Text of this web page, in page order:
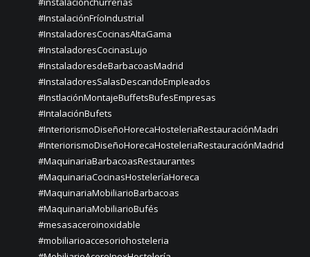
#InstalaciónFríoIndustrial
#InstaladoresCocinasAltaGama
#InstaladoresCocinasLujo
#InstaladoresdeBarbacoasMadrid
#InstaladoresSalasDescandoEmpleados
#InstlaciónMontajeBuffetsBufesEmpresas
#IntalaciónBufets
#InteriorismoDiseñoHorecaHosteleriaRestauraciónMadri
#InteriorismoDiseñoHorecaHosteleriaRestauraciónMadrid
#MaquinariaBarbacoasRestaurantes
#MaquinariaCocinasHosteleríaHoreca
#MaquinariaMobiliarioBarbacoas
#MaquinariaMobiliarioBufés
#mesasaceroinoxidable
#mobiliarioaccesoriohosteleria